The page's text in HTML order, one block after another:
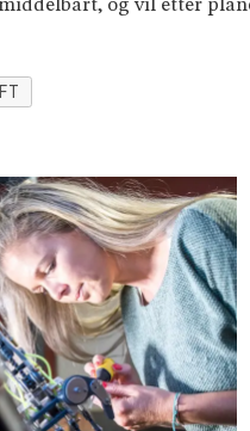
og vil etter